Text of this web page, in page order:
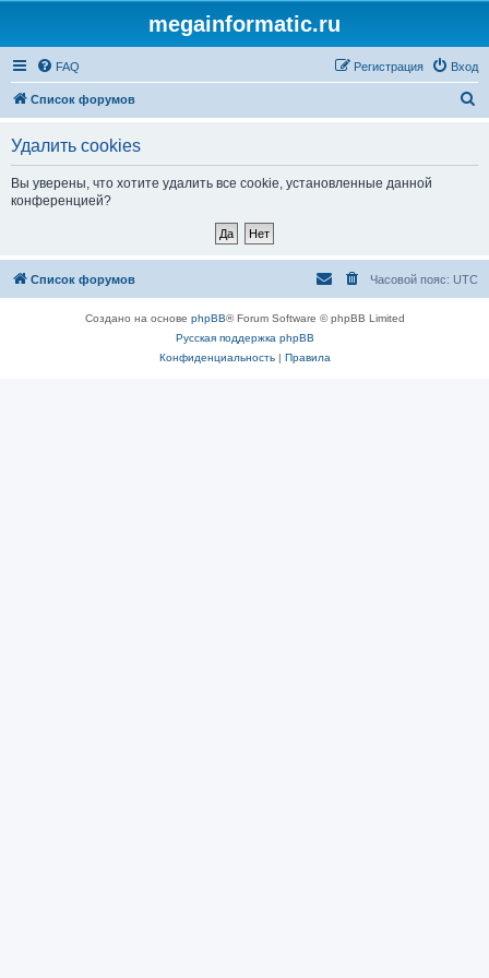
megainformatic.ru
FAQ Вход
Регистрация
Список форумов
Удалить cookies
Вы уверены, что хотите удалить все cookie, установленные данной
конференцией?
Список форумов Часовой пояс: UTC
Создано на основе phpBB® Forum Software © phpBB Limited
Русская поддержка phpBB
Конфиденциальность| Правила